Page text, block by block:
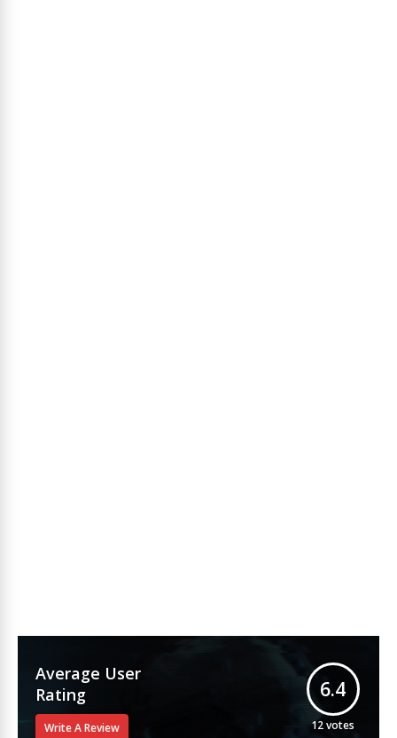
Average User
Rating
Write A Review
6.4
12votes